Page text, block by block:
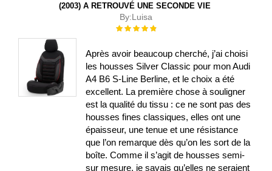
(2003) A RETROUVÉ UNE SECONDE VIE
By:Luisa
Évaluation :
Après avoir beaucoup cherché, j’ai choisi
les housses Silver Classic pour mon Audi
A4 B6 S-Line Berline, et le choix a été
excellent. La première chose à souligner
est la qualité du tissu : ce ne sont pas des
housses fines classiques, elles ont une
épaisseur, une tenue et une résistance
que l’on remarque dès qu’on les sort de la
boîte. Comme il s’agit de housses semi-
sur mesure, je savais qu’elles ne seraient